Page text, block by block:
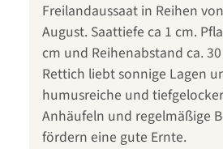
Freilandaussaat in Reihen
August. Saattiefe ca 1 cm.
cm und Reihenabstand ca.
Rettich liebt sonnige Lagen
humusreiche und
Anhäufeln und regelmäßige
fördern eine gute Ernte.